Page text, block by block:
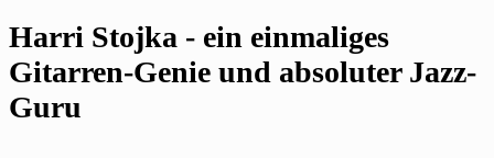
Harri Stojka - ein einmaliges
Gitarren-Genie und absoluter Jazz-
Guru